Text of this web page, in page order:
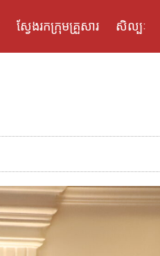
ស្វែងរកក្រុមគ្រួសារ សិល្បៈ